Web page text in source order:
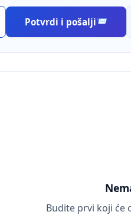
Potvrdi i pošalji
Budite prvi koji će